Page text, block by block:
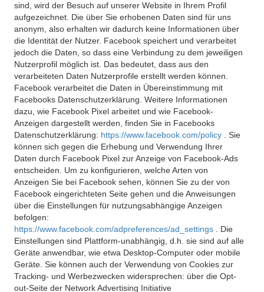
sind, wird der Besuch auf unserer Website in Ihrem Profil
aufgezeichnet. Die über Sie erhobenen Daten sind für uns
anonym, also erhalten wir dadurch keine Informationen über
die Identität der Nutzer. Facebook speichert und verarbeitet
jedoch die Daten, so dass eine Verbindung zu dem jeweiligen
Nutzerprofil möglich ist. Das bedeutet, dass aus den
verarbeiteten Daten Nutzerprofile erstellt werden können.
Facebook verarbeitet die Daten in Übereinstimmung mit
Facebooks Datenschutzerklärung. Weitere Informationen
dazu, wie Facebook Pixel arbeitet und wie Facebook-
Anzeigen dargestellt werden, finden Sie in Facebooks
Datenschutzerklärung: https://www.facebook.com/policy
. Sie
können sich gegen die Erhebung und Verwendung Ihrer
Daten durch Facebook Pixel zur Anzeige von Facebook-Ads
entscheiden. Um zu konfigurieren, welche Arten von
Anzeigen Sie bei Facebook sehen, können Sie zu der von
Facebook eingerichteten Seite gehen und die Anweisungen
über die Einstellungen für nutzungsabhängige Anzeigen
befolgen:
https://www.facebook.com/adpreferences/ad_settings
. Die
Einstellungen sind Plattform-unabhängig, d.h. sie sind auf alle
Geräte anwendbar, wie etwa Desktop-Computer oder mobile
Geräte. Sie können auch der Verwendung von Cookies zur
Tracking- und Werbezwecken widersprechen: über die Opt-
out-Seite der Network Advertising Initiative